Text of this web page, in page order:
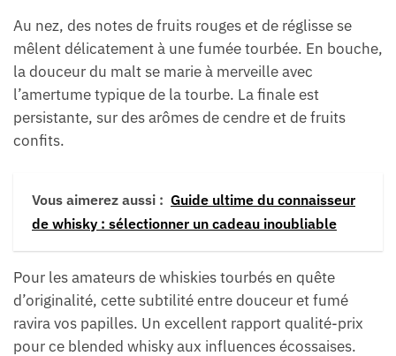
Au nez, des notes de fruits rouges et de réglisse se
mêlent délicatement à une fumée tourbée. En bouche,
la douceur du malt se marie à merveille avec
l’amertume typique de la tourbe. La finale est
persistante, sur des arômes de cendre et de fruits
confits.
Vous aimerez aussi : Guide ultime du connaisseur
de whisky : sélectionner un cadeau inoubliable
Pour les amateurs de whiskies tourbés en quête
d’originalité, cette subtilité entre douceur et fumé
ravira vos papilles. Un excellent rapport qualité-prix
pour ce blended whisky aux influences écossaises.